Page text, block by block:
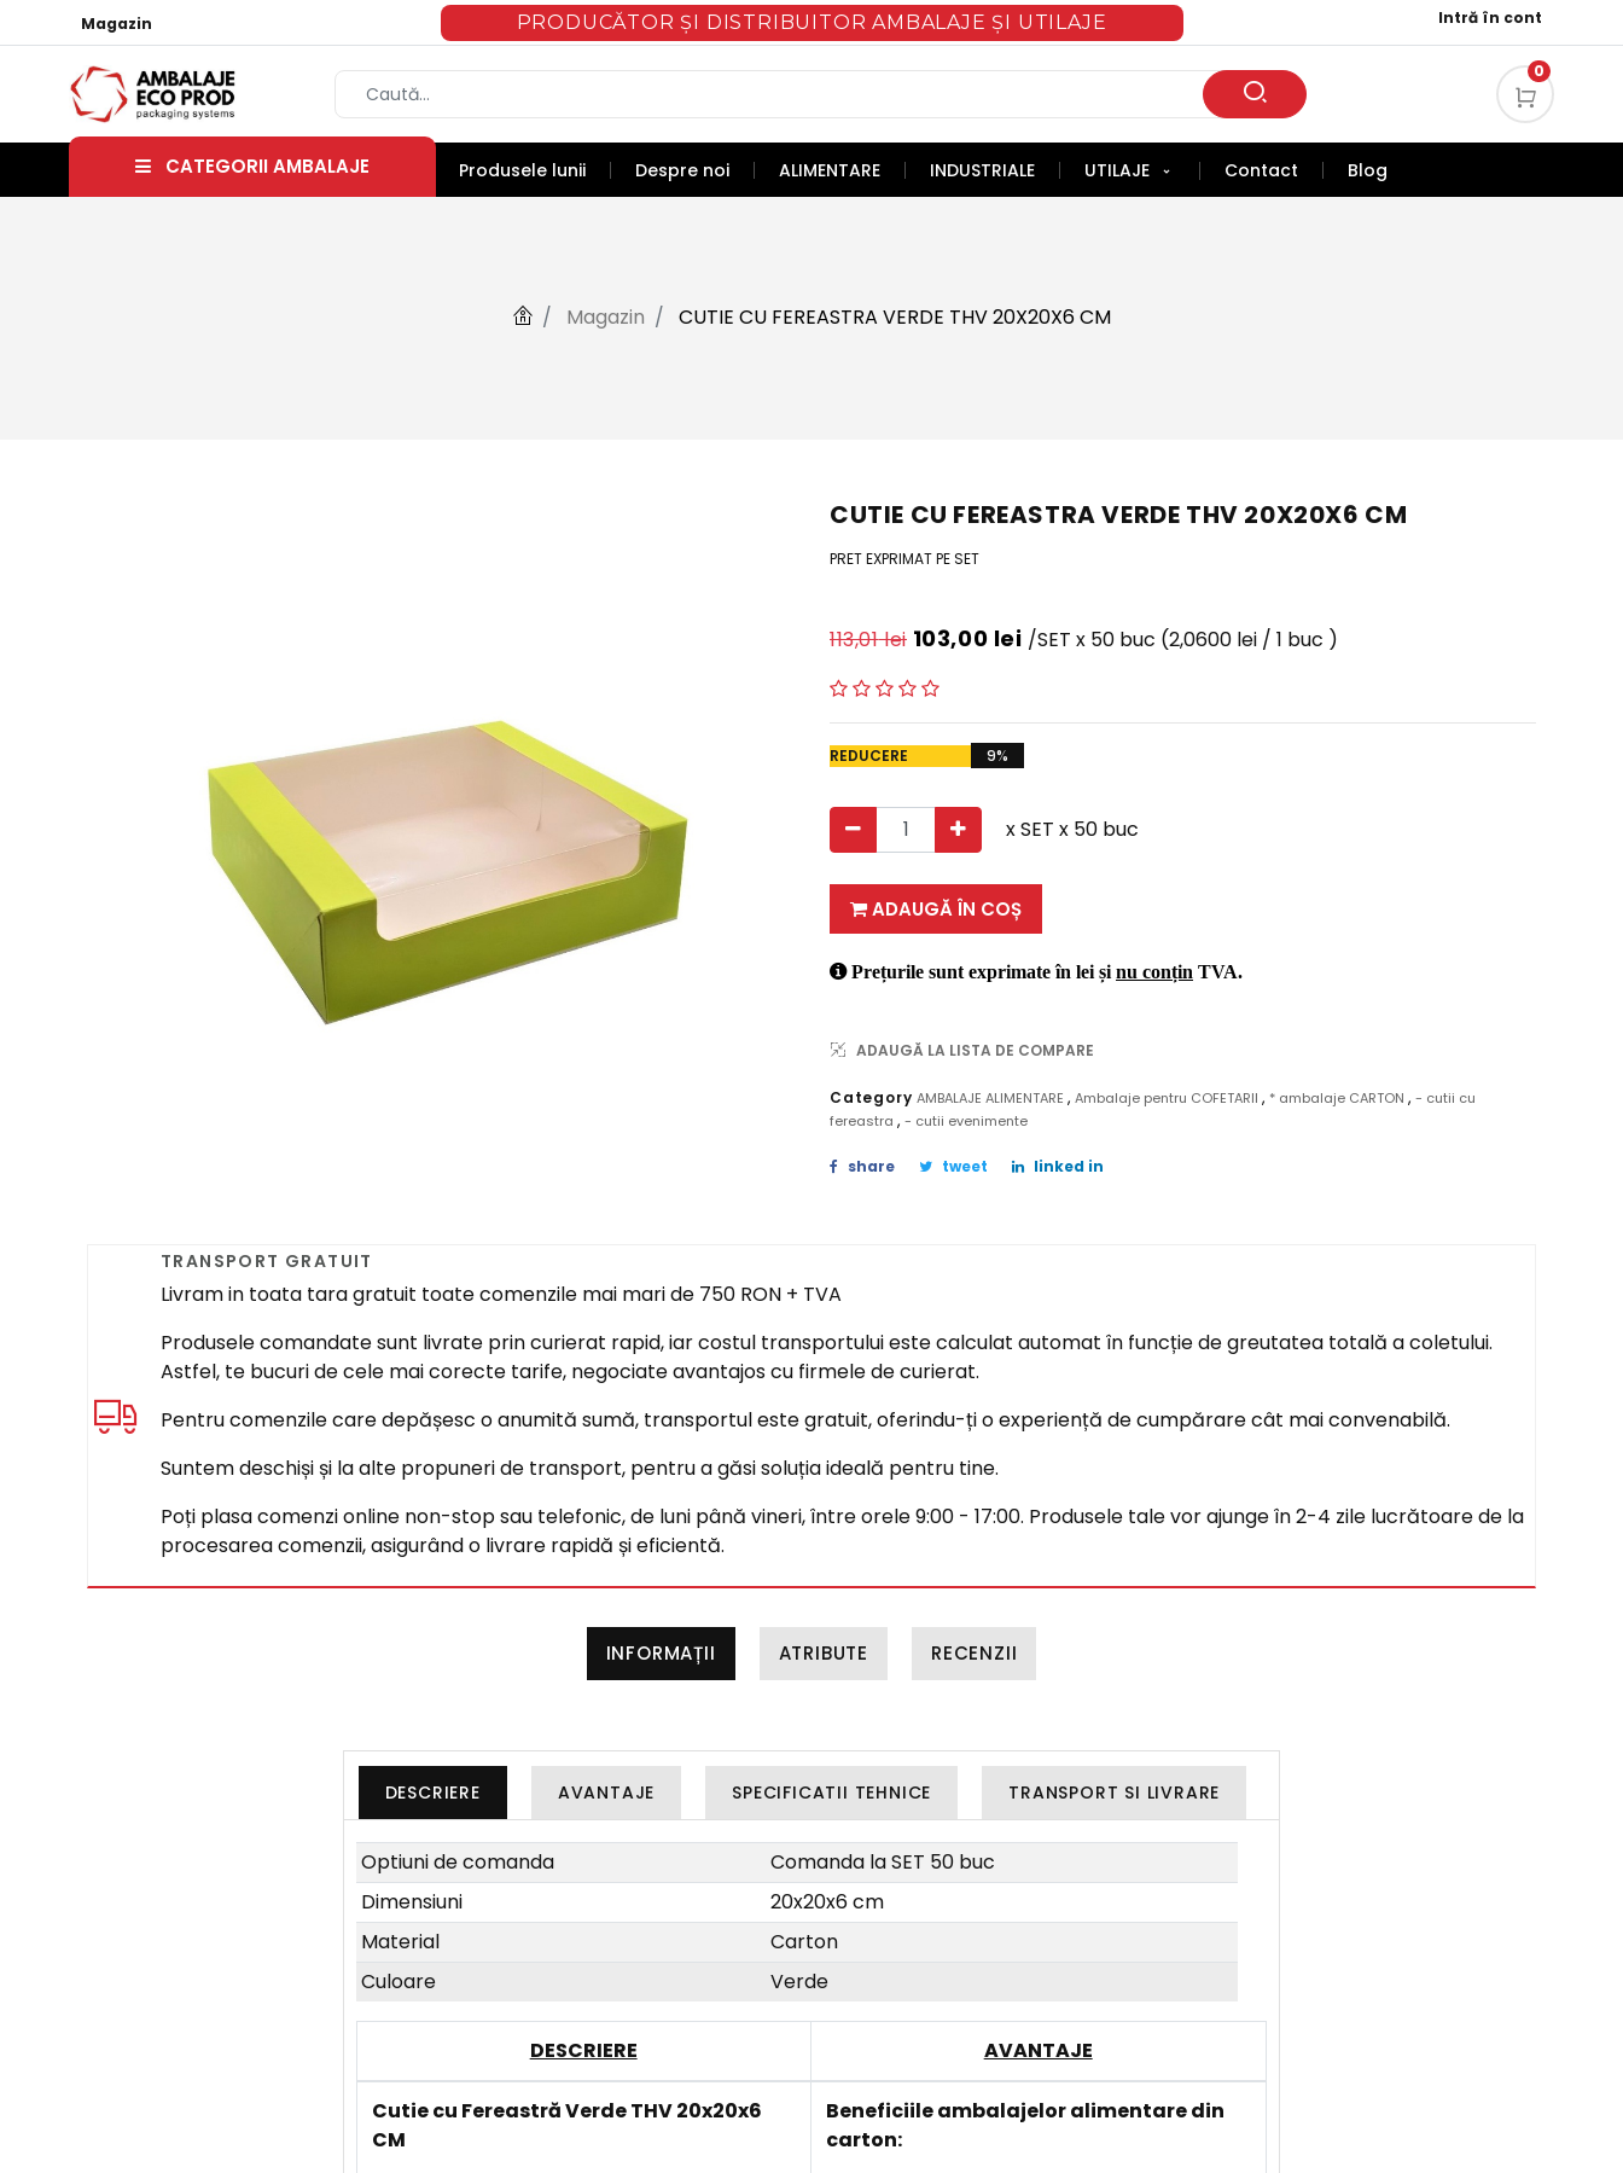
Magazin PRODUCĂTOR ȘI DISTRIBUITOR AMBALAJE ȘI UTILAJE Intră în cont
0
CATEGORII AMBALAJE Produsele lunii Despre noi ALIMENTARE INDUSTRIALE UTILAJE Contact Blog
Magazin CUTIE CU FEREASTRA VERDE THV 20X20X6 CM
CUTIE CU FEREASTRA VERDE THV 20X20X6 CM
PRET EXPRIMAT PE SET
113,01lei 103,00 lei /SET x 50 buc (2,0600 lei / 1 buc )
REDUCERE 9%
x SET x 50 buc
ADAUGĂ ÎN COȘ
Prețurile sunt exprimate în lei și nu conțin TVA.
ADAUGĂ LA LISTA DE COMPARE
CategoryAMBALAJE ALIMENTARE,Ambalaje pentru COFETARII, * ambalaje CARTON,- cutii cu
fereastra , - cutii evenimente
share tweet linked in
TRANSPORT GRATUIT
Livram in toata tara gratuit toate comenzile mai mari de 750 RON + TVA
Produsele comandate sunt livrate prin curierat rapid, iar costul transportului este calculat automat în funcție de greutatea totală a coletului.
Astfel, te bucuri de cele mai corecte tarife, negociate avantajos cu firmele de curierat.
Pentru comenzile care depășesc o anumită sumă, transportul este gratuit, oferindu-ți o experiență de cumpărare cât mai convenabilă.
Suntem deschiși și la alte propuneri de transport, pentru a găsi soluția ideală pentru tine.
Poți plasa comenzi online non-stop sau telefonic, de luni până vineri, între orele 9:00 - 17:00. Produsele tale vor ajunge în 2-4 zile lucrătoare de la
procesarea comenzii, asigurând o livrare rapidă și eficientă.
INFORMAȚII ATRIBUTE RECENZII
DESCRIERE AVANTAJE SPECIFICATII TEHNICE TRANSPORT SI LIVRARE
Optiuni de comanda
Comanda la SET 50 buc
Dimensiuni
20x20x6 cm
Material
Carton
Culoare
Verde
DESCRIERE AVANTAJE
Cutie cu Fereastră Verde THV 20x20x6
CM
Beneficiileambalajelor alimentare din
carton: